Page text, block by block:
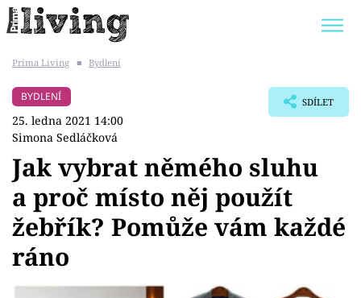
BYDLENÍ SLAVNÝCH
Témata
Bydlení
Zahrada
Prima Living ■ Bydlení
BYDLENÍ
25. ledna 2021 14:00
Simona Sedláčková
SDÍLET
Jak vybrat němého sluhu
a proč místo něj použít
žebřík? Pomůže vám každé
ráno